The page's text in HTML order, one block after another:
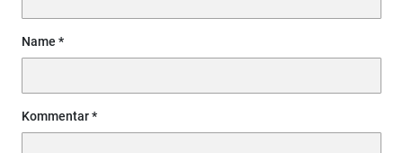
Name
Kommentar